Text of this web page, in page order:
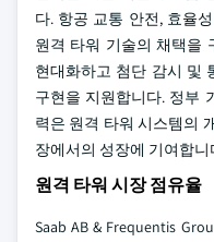
다. 항공 교통 안전, 효율
원격 타워 기술의 채택을
현대화하고 첨단 감시 및
구현을 지원합니다. 정부
력은 원격 타워 시스템의
장에서의 성장에 기여합니
원격 타워 시장 점유율
Saab AB & Frequentis